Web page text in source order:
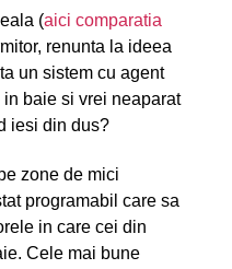
(aici comparatia
renunta la ideea
un sistem cu agent
baie si vrei neaparat
iesi din dus?
zone de mici
programabil care sa
in care cei din
Cele mai bune